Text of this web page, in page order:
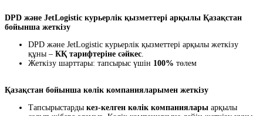
DPD және JetLogistic курьерлік қызметтері арқылы Қазақстан
бойынша жеткізу
DPD және JetLogistic курьерлік қызметтері арқылы жеткізу
құны – КҚ тарифтеріне сәйкес.
Жеткізу шарттары: тапсырыс үшін 100% төлем
Қазақстан бойынша көлік компанияларымен жеткізу
Тапсырыстарды кез-келген көлік компаниялары арқылы